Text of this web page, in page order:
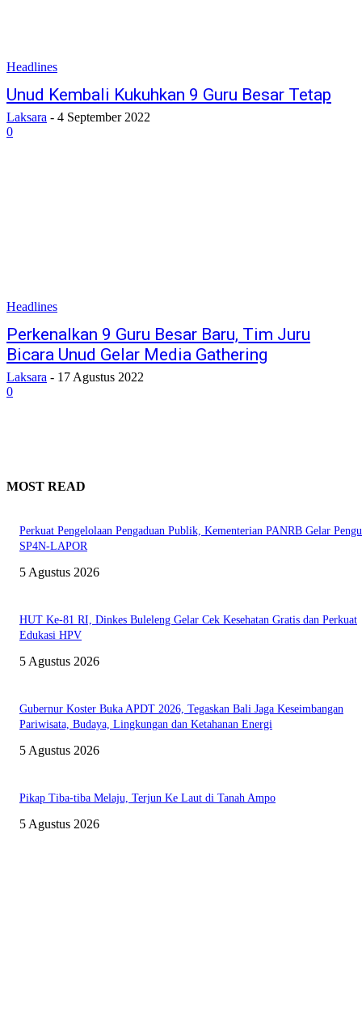
Headlines
Unud Kembali Kukuhkan 9 Guru Besar Tetap
Laksara - 4 September 2022
0
Headlines
Perkenalkan 9 Guru Besar Baru, Tim Juru
Bicara Unud Gelar Media Gathering
Laksara - 17 Agustus 2022
0
MOST READ
Perkuat Pengelolaan Pengaduan Publik, Kementerian PANRB Gelar
SP4N-LAPOR
5 Agustus 2026
HUT Ke-81 RI, Dinkes Buleleng Gelar Cek Kesehatan Gratis dan Perkuat
Edukasi HPV
5 Agustus 2026
Gubernur Koster Buka APDT 2026, Tegaskan Bali Jaga Keseimbangan
Pariwisata, Budaya, Lingkungan dan Ketahanan Energi
5 Agustus 2026
Pikap Tiba-tiba Melaju, Terjun Ke Laut di Tanah Ampo
5 Agustus 2026